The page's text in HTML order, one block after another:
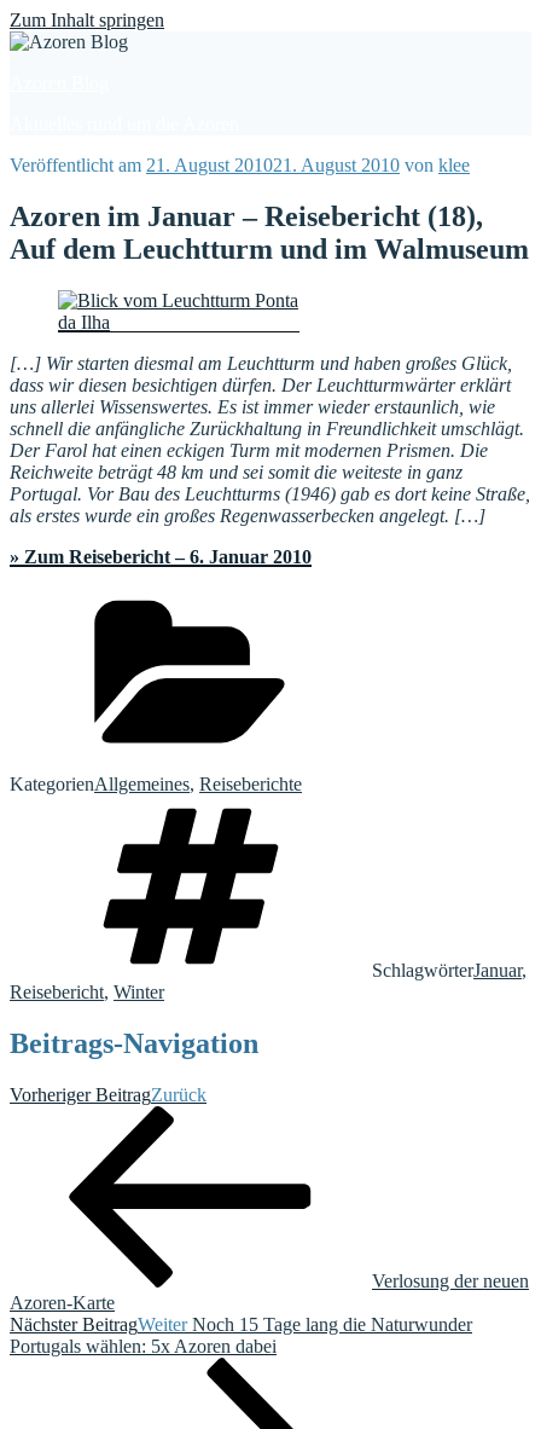
Zum Inhalt springen
Veröffentlicht am 21. August 201021. August 2010 von klee
Azoren im Januar – Reisebericht (18),
Auf dem Leuchtturm und im Walmuseum
[…] Wir starten diesmal am Leuchtturm und haben großes Glück,
dass wir diesen besichtigen dürfen. Der Leuchtturmwärter erklärt
uns allerlei Wissenswertes. Es ist immer wieder erstaunlich, wie
schnell die anfängliche Zurückhaltung in Freundlichkeit umschlägt.
Der Farol hat einen eckigen Turm mit modernen Prismen. Die
Reichweite beträgt 48 km und sei somit die weiteste in ganz
Portugal. Vor Bau des Leuchtturms (1946) gab es dort keine Straße,
als erstes wurde ein großes Regenwasserbecken angelegt. […]
» Zum Reisebericht – 6. Januar 2010
KategorienAllgemeines, Reiseberichte
SchlagwörterJanuar,
Reisebericht, Winter
Beitrags-Navigation
Vorheriger BeitragZurück
Verlosung der neuen
Azoren-Karte
Nächster BeitragWeiter Noch 15 Tage lang die Naturwunder
Portugals wählen: 5x Azoren dabei